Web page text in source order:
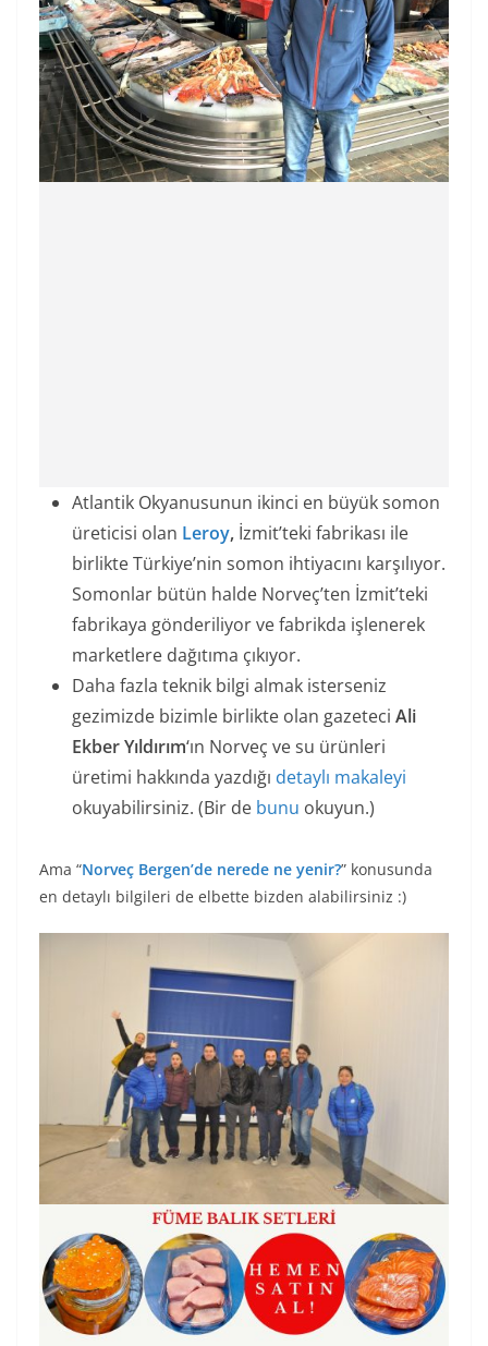
Atlantik Okyanusunun ikinci en büyük somon
üreticisi olan Leroy, İzmit’teki fabrikası ile
birlikte Türkiye’nin somon ihtiyacını karşılıyor.
Somonlar bütün halde Norveç’ten İzmit’teki
fabrikaya gönderiliyor ve fabrikda işlenerek
marketlere dağıtıma çıkıyor.
Daha fazla teknik bilgi almak isterseniz
gezimizde bizimle birlikte olan gazeteci Ali
Ekber Yıldırım‘ın Norveç ve su ürünleri
üretimi hakkında yazdığı detaylı makaleyi
okuyabilirsiniz. (Bir de bunu okuyun.)
Ama “Norveç Bergen’de nerede ne yenir?” konusunda
en detaylı bilgileri de elbette bizden alabilirsiniz :)